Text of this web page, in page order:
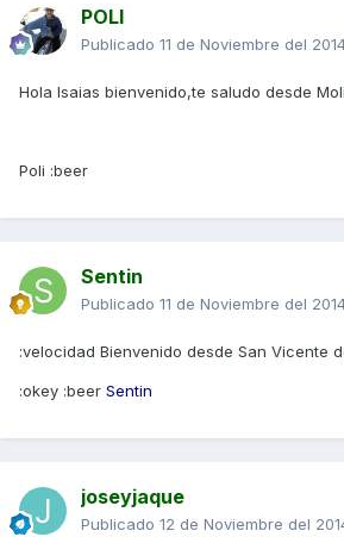
POLI
Publicado 11 de Noviembre del
Hola Isaias bienvenido,te saludo desde
Poli :beer
Sentin
Publicado 11 de Noviembre del
:velocidad Bienvenido desde San Vicente
:okey :beer Sentin
joseyjaque
Publicado 12 de Noviembre del